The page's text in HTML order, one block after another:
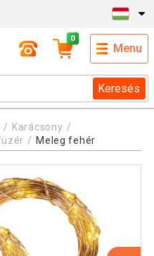
Keresés
0
Menu
Karácsony
Meleg fehér